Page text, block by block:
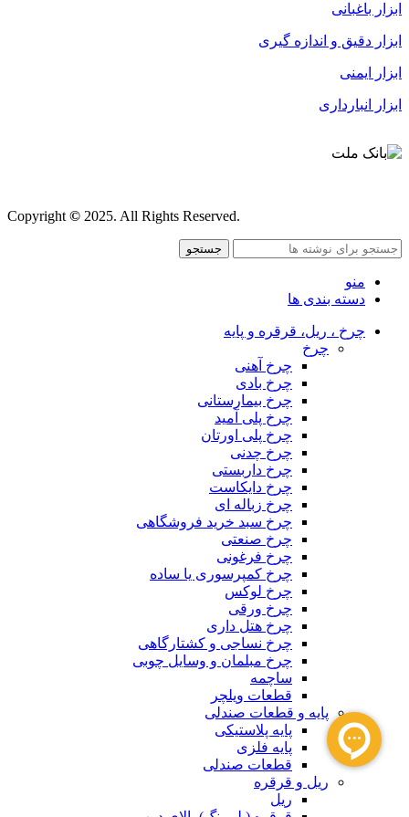
ابزار باغبانی
ابزار دقیق و اندازه گیری
ابزار ایمنی
ابزار انبارداری
Copyright© 2025. All Rights Reserved.
جستجو
منو
دسته بندی ها
چرخ ، ریل، قرقره و پایه
چرخ
چرخ آهنی
چرخ بادی
چرخ بیمارستانی
چرخ پلی آمید
چرخ پلی اورتان
چرخ چدنی
چرخ داربستی
چرخ دایکاست
چرخ زباله ای
چرخ سبد خرید فروشگاهی
چرخ صنعتی
چرخ فرغونی
چرخ کمپرسوری یا ساده
چرخ لوکس
چرخ ورقی
چرخ هتل داری
چرخ نساجی و کشتارگاهی
چرخ مبلمان و وسایل چوبی
ساچمه
قطعات ویلچر
پایه و قطعات صندلی
پایه پلاستیکی
پایه فلزی
قطعات صندلی
ریل و قرقره
ریل